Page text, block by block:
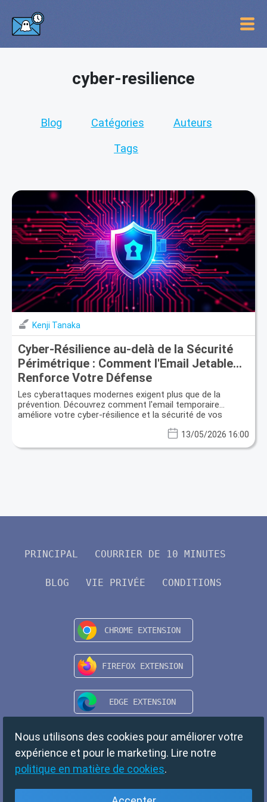
cyber-resilience
Blog Catégories Auteurs
Tags
Kenji Tanaka
Cyber-Résilience au-delà de la Sécurité
Périmétrique : Comment l'Email Jetable
Renforce Votre Défense
Les cyberattaques modernes exigent plus que de la
prévention. Découvrez comment l'email temporaire
améliore votre cyber-résilience et la sécurité de vos
13/05/2026 16:00
PRINCIPAL COURRIER DE 10 MINUTES
BLOG VIE PRIVÉE CONDITIONS
Nous utilisons des cookies pour améliorer votre
expérience et pour le marketing. Lire notre
politique en matière de cookies.